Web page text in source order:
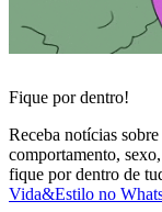
Fique por dentro!
Receba notícias
comportamento,
fique por dentro de
Vida&Estilo no